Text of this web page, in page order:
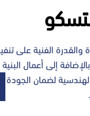
والقدرة الفنية على
إلى أعمال
لضمان الجودة